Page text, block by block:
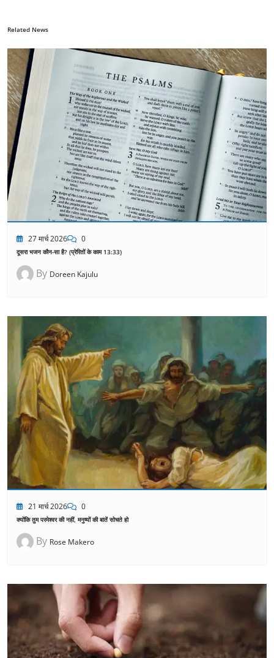
Related News
27 मार्च 2026 0
दूसरा भजन कौन-सा है? (प्रेरितों के काम 13:33)
By Doreen Kajulu
21 मार्च 2026 0
क्योंकि तुम परमेश्वर की नहीं, मनुष्यों की बातें सोचते हो
By Rose Makero